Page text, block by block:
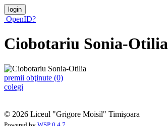
OpenID?
Ciobotariu Sonia-Otilia
premii obţinute (0)
colegi
© 2026 Liceul "Grigore Moisil" Timişoara